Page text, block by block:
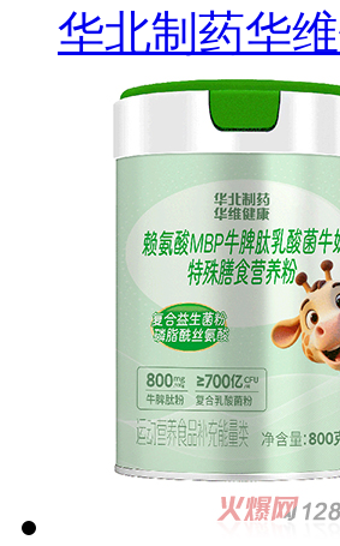
华北制药华